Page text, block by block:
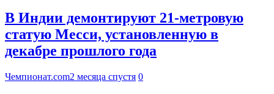
В Индии демонтируют 21-метровую
статую Месси, установленную в
декабре прошлого года
Чемпионат.com2 месяца спустя 0